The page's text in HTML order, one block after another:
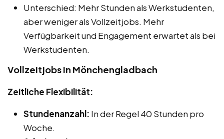
Unterschied: Mehr Stunden als Werkstudenten,
aber weniger als Vollzeitjobs. Mehr
Verfügbarkeit und Engagement erwartet als bei
Werkstudenten.
Vollzeitjobs in Mönchengladbach
Zeitliche Flexibilität:
Stundenanzahl: In der Regel 40 Stunden pro
Woche.